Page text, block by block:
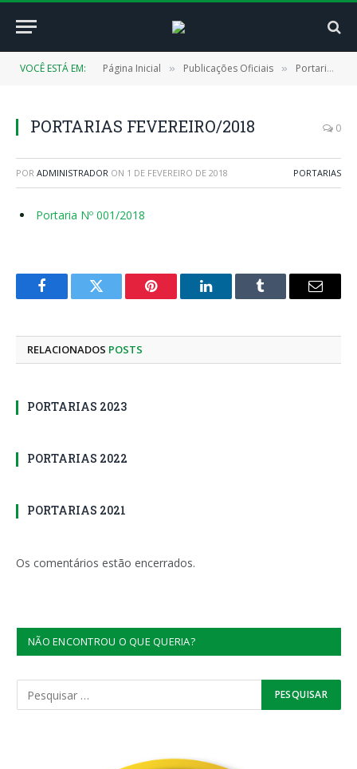
VOCÊ ESTÁ EM: Página Inicial » Publicações Oficiais » Portarias
PORTARIAS FEVEREIRO/2018 0
POR ADMINISTRADOR ON 1 DE FEVEREIRO DE 2018 PORTARIAS
Portaria Nº 001/2018
FacebookTwitter Pinterest LinkedInTumblr
E-
RELACIONADOS POSTS
PORTARIAS 2023
PORTARIAS 2022
PORTARIAS 2021
Os comentários estão encerrados.
NÃO ENCONTROU O QUE QUERIA?